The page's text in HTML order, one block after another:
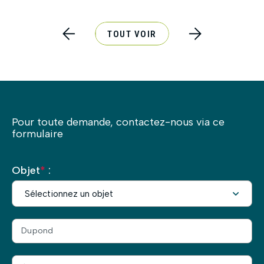
TOUT VOIR
Pour toute demande, contactez-nous via ce
formulaire
Objet* :